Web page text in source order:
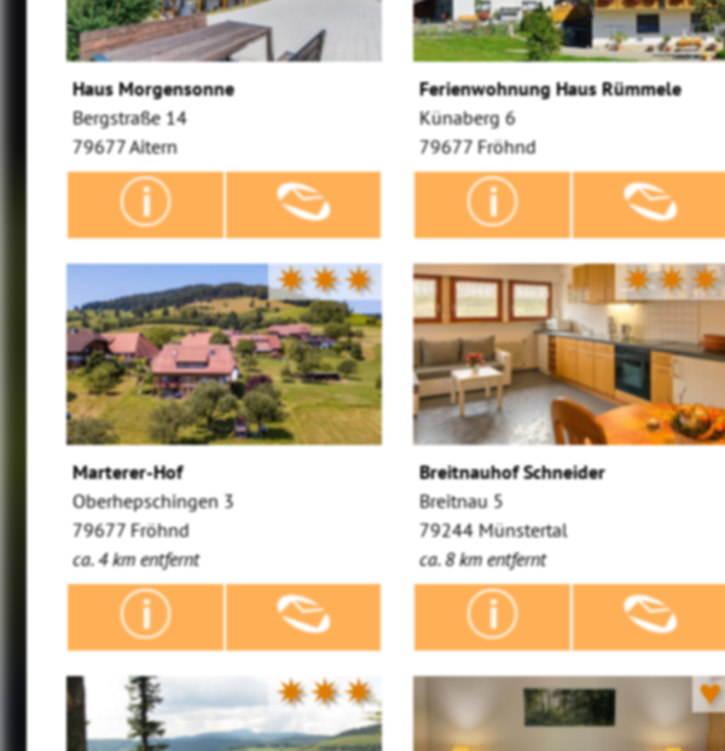
Haus Morgensonne
Bergstraße 14
79677 Aitern
Ferienwohnung Haus Rümmele
Künaberg 6
79677 Fröhnd
✷✷✷
Marterer-Hof
Oberhepschingen 3
79677 Fröhnd
ca. 4 km entfernt
✷✷✷
Breitnauhof Schneider
Breitnau 5
79244 Münstertal
ca. 8 km entfernt
✷✷✷ ♥